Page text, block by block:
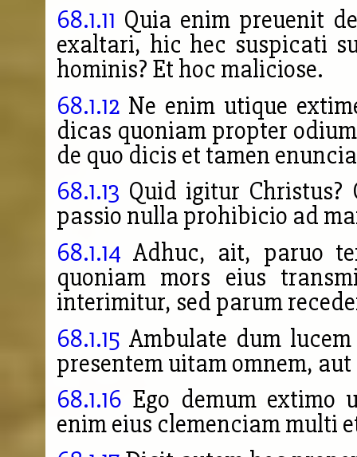
68.1.11 Quia enim preuenit
exaltari, hic hec suspicati
hominis? Et hoc maliciose.
68.1.12 Ne enim utique
dicas quoniam propter
de quo dicis et tamen
68.1.13 Quid igitur Christus?
passio nulla prohibicio ad
68.1.14 Adhuc, ait, paruo
quoniam mors eius
interimitur, sed parum
68.1.15 Ambulate dum
presentem uitam omnem,
68.1.16 Ego demum extimo
enim eius clemenciam multi